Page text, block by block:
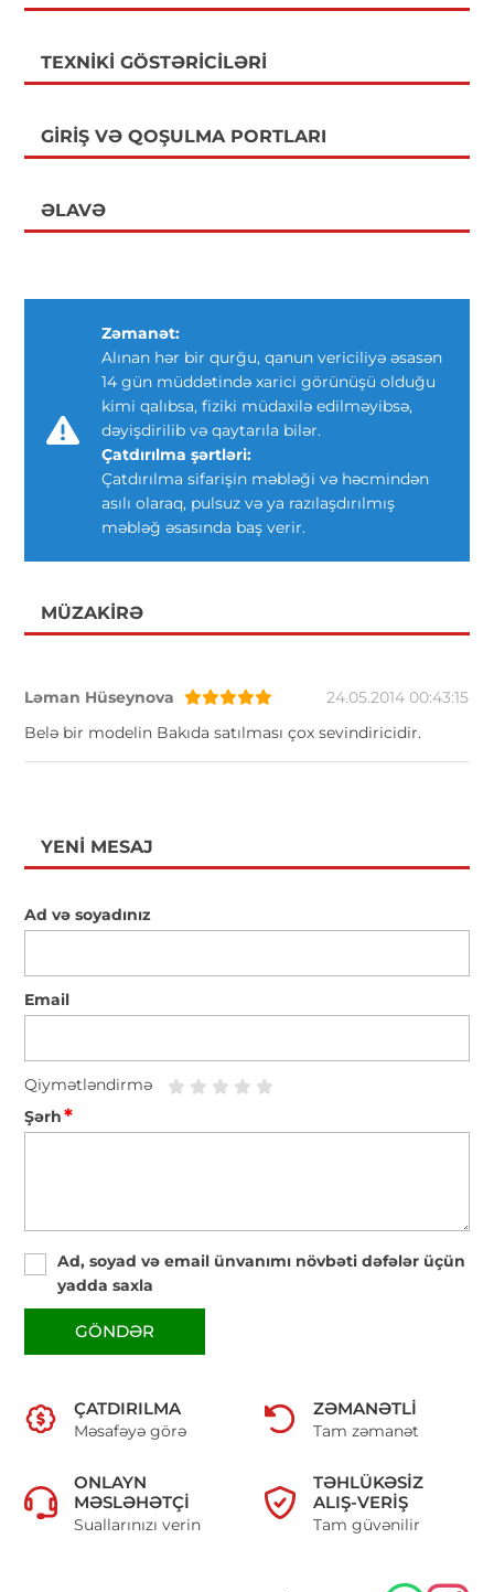
TEXNIKI GÖSTƏRICILƏRI
GIRIŞ VƏ QOŞULMA PORTLARI
ƏLAVƏ
Zəmanət:
Alınan hər bir qurğu, qanun vericiliyə əsasən
14 gün müddətində xarici görünüşü olduğu
kimi qalıbsa, fiziki müdaxilə edilməyibsə,
dəyişdirilib və qaytarıla bilər.
Çatdırılma şərtləri:
Çatdırılma sifarişin məbləği və həcmindən
asılı olaraq, pulsuz və ya razılaşdırılmış
məbləğ əsasında baş verir.
MÜZAKIRƏ
Ləman Hüseynova
24.05.2014 00:43:15
Belə bir modelin Bakıda satılması çox sevindiricidir.
YENI MESAJ
Ad və soyadınız
Email
Qiymətləndirmə
Şərh*
Ad, soyad və email ünvanımı növbəti dəfələr üçün
yadda saxla
GÖNDƏR
ÇATDIRILMA
Məsafəyə görə
ZƏMANƏTLI
Tam zəmanət
ONLAYN
MƏSLƏHƏTÇI
Suallarınızı verin
TƏHLÜKƏSIZ
ALIŞ-VERIŞ
Tam güvənilir